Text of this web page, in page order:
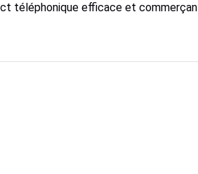
téléphonique efficace et